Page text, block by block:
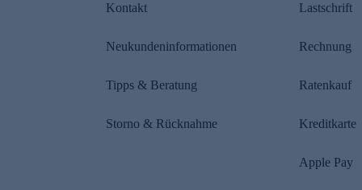
Kontakt
Neukundeninformationen
Tipps & Beratung
Storno & Rücknahme
Lastschrift
Rechnung
Ratenkauf
Kreditkarte
Apple Pay